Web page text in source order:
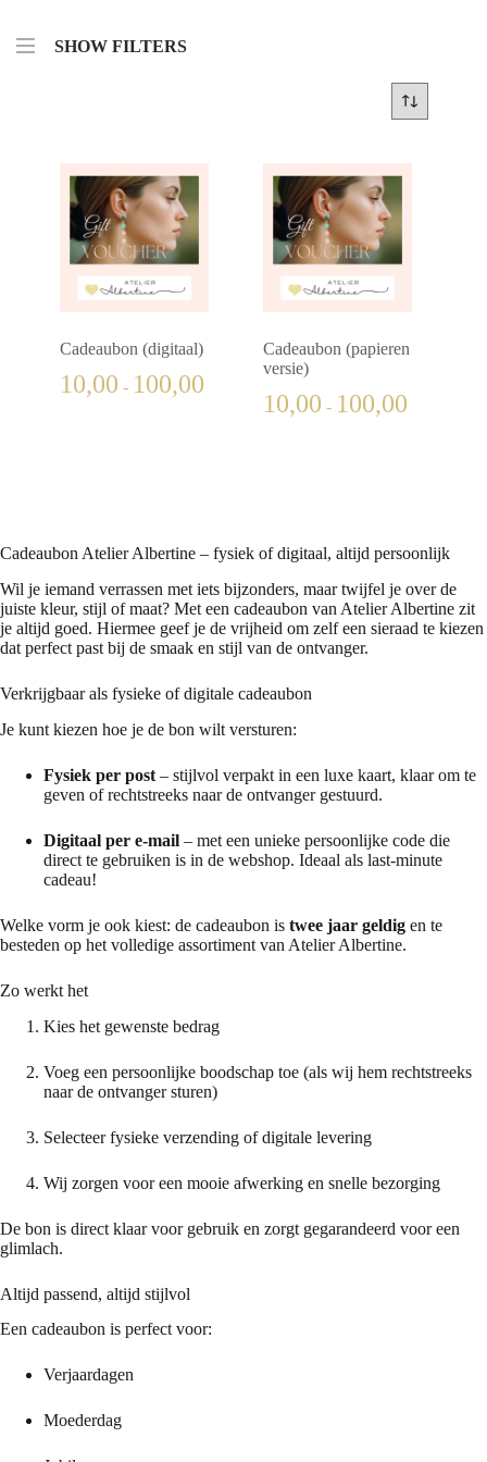
Cadeaubon (digitaal)
10,00 - 100,00 Prijsklasse:
Cadeaubon (papieren
versie)
10,00 - 100,00
SHOW FILTERS
Cadeaubon Atelier Albertine – fysiek of digitaal, altijd persoonlijk
Wil je iemand verrassen met iets bijzonders, maar twijfel je over de
juiste kleur, stijl of maat? Met een cadeaubon van Atelier Albertine zit
je altijd goed. Hiermee geef je de vrijheid om zelf een sieraad te kiezen
dat perfect past bij de smaak en stijl van de ontvanger.
Verkrijgbaar als fysieke of digitale cadeaubon
Je kunt kiezen hoe je de bon wilt versturen:
Fysiek per post – stijlvol verpakt in een luxe kaart, klaar om te
geven of rechtstreeks naar de ontvanger gestuurd.
Digitaal per e-mail – met een unieke persoonlijke code die
direct te gebruiken is in de webshop. Ideaal als last-minute
cadeau!
Welke vorm je ook kiest: de cadeaubon is twee jaar geldig en te
besteden op het volledige assortiment van Atelier Albertine.
Zo werkt het
Kies het gewenste bedrag
Voeg een persoonlijke boodschap toe (als wij hem rechtstreeks
naar de ontvanger sturen)
Selecteer fysieke verzending of digitale levering
Wij zorgen voor een mooie afwerking en snelle bezorging
De bon is direct klaar voor gebruik en zorgt gegarandeerd voor een
glimlach.
Altijd passend, altijd stijlvol
Een cadeaubon is perfect voor:
Verjaardagen
Moederdag